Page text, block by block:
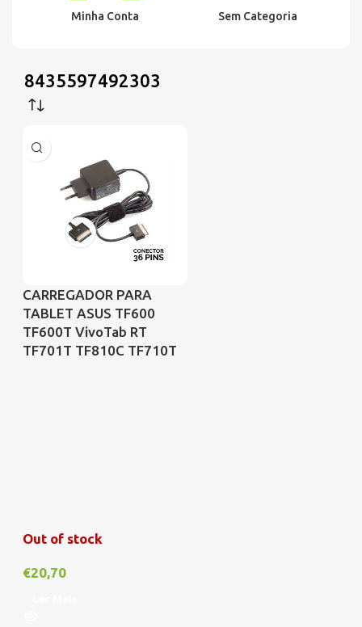
Minha Conta Sem Categoria
8435597492303
CARREGADOR PARA
TABLET ASUS TF600
TF600T VivoTab RT
TF701T TF810C TF710T
Out of stock
€20,70